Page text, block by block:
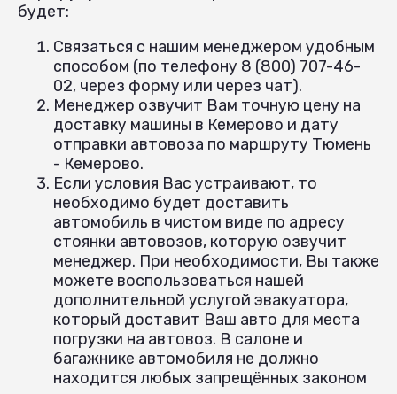
будет:
Связаться с нашим менеджером удобным
способом (по телефону 8 (800) 707-46-
02, через форму или через чат).
Менеджер озвучит Вам точную цену на
доставку машины в Кемерово и дату
отправки автовоза по маршруту Тюмень
- Кемерово.
Если условия Вас устраивают, то
необходимо будет доставить
автомобиль в чистом виде по адресу
стоянки автовозов, которую озвучит
менеджер. При необходимости, Вы также
можете воспользоваться нашей
дополнительной услугой эвакуатора,
который доставит Ваш авто для места
погрузки на автовоз. В салоне и
багажнике автомобиля не должно
находится любых запрещённых законом